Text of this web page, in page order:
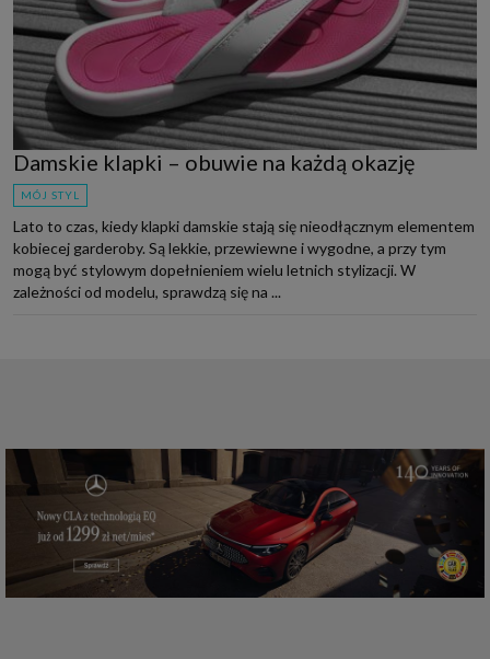
Damskie klapki – obuwie na każdą okazję
MÓJ STYL
Lato to czas, kiedy klapki damskie stają się nieodłącznym elementem
kobiecej garderoby. Są lekkie, przewiewne i wygodne, a przy tym
mogą być stylowym dopełnieniem wielu letnich stylizacji. W
zależności od modelu, sprawdzą się na ...